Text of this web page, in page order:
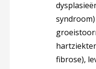
fibrose),